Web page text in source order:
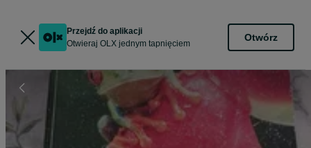
Przejdź do aplikacji
Otwieraj OLX jednym tapnięciem
Otwórz